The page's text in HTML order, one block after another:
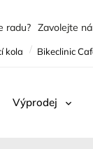
radu? Zavolejte
kola Bikeclinic
Výprodej